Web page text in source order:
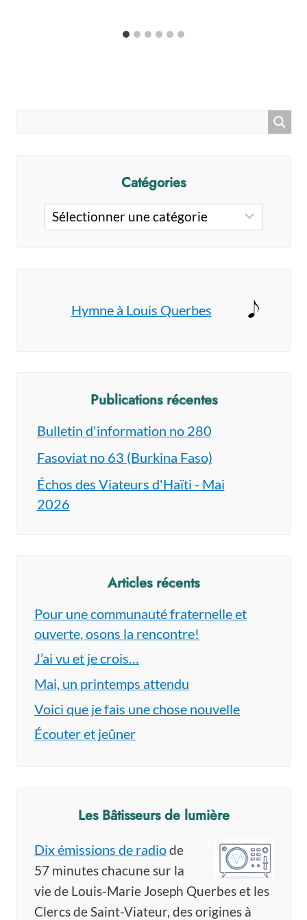
Catégories
Catégories
Hymne à Louis Querbes
Publications récentes
Bulletin d'information no 280
Fasoviat no 63 (Burkina Faso)
Échos des Viateurs d'Haïti - Mai
2026
Articles récents
Pour une communauté fraternelle et
ouverte, osons la rencontre!
J’ai vu et je crois…
Mai, un printemps attendu
Voici que je fais une chose nouvelle
Écouter et jeûner
Les Bâtisseurs de lumière
Dix émissions de radiode
57 minutes chacune sur la
vie de Louis-Marie Joseph Querbes et les
Clercs de Saint-Viateur, des origines à